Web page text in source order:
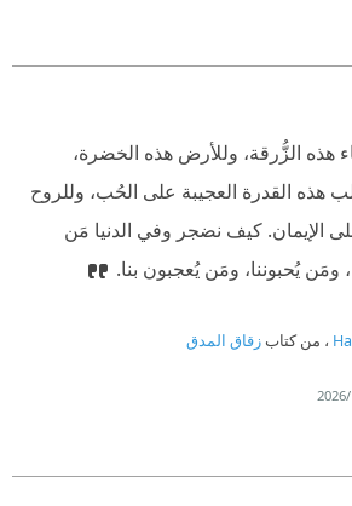
الزُّرقة، وللأرض هذه الخضرة،
هذه القدرة العجيبة على الحُب، وللروح
على الإيمان. كيف نضجر وفي الدنيا مَن
يُحبوننا، ومَن يُعجبون بنا.
، من كتابزقاق المدق